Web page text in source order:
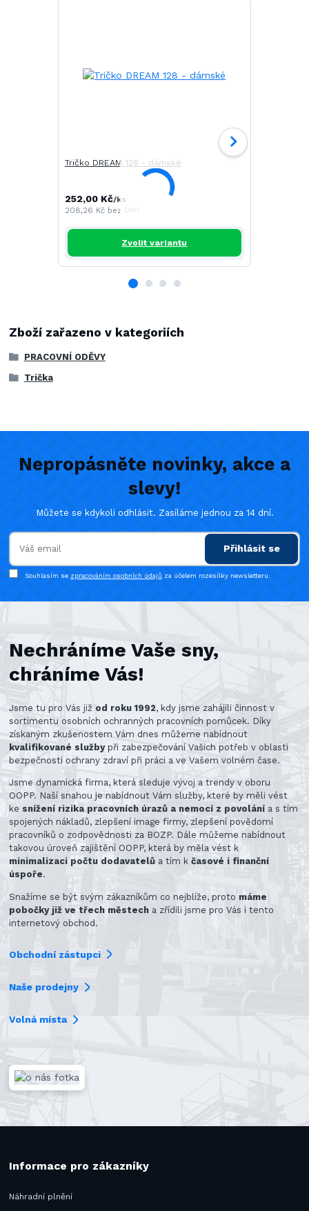
Tričko DREAM 128 - dámské
252,00 Kč/ks
208,26 Kč bez DPH
Zvolit variantu
Zboží zařazeno v kategoriích
PRACOVNÍ ODĚVY
Trička
Nepropásněte novinky, akce a
slevy!
Můžete se kdykoli odhlásit. Zasíláme jednou za 14 dní.
Přihlásit se
Souhlasím se zpracováním osobních údajů za účelem rozesílky newsletteru.
Nechráníme Vaše sny,
chráníme Vás!
Jsme tu pro Vás již od roku 1992, kdy jsme zahájili činnost v
sortimentu osobních ochranných pracovních pomůcek. Díky
získaným zkušenostem Vám dnes můžeme nabídnout
kvalifikované službypři zabezpečování Vašich potřeb v oblasti
bezpečnosti ochrany zdraví při práci a ve Vašem volném čase.
Jsme dynamická firma, která sleduje vývoj a trendy v oboru
OOPP. Naší snahou je nabídnout Vám služby, které by měli vést
ke snížení rizika pracovních úrazů a nemocí z povolání a s tím
spojených nákladů, zlepšení image firmy, zlepšení povědomí
pracovníků o zodpovědnosti za BOZP. Dále můžeme nabídnout
takovou úroveň zajištění OOPP, která by měla vést k
minimalizaci počtu dodavatelů a tím kčasové i finanční
úspoře.
Snažíme se být svým zákazníkům co nejblíže, proto máme
pobočky již ve třech městech a zřídili jsme pro Vás i tento
internetový obchod.
Obchodní zástupci
Naše prodejny
Volná místa
Informace pro zákazníky
Náhradní plnění